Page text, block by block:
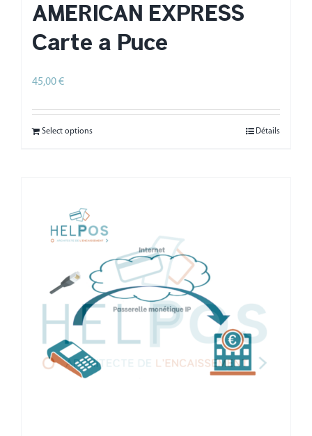
AMERICAN EXPRESS
Carte à Puce
45,00€
Select options Détails